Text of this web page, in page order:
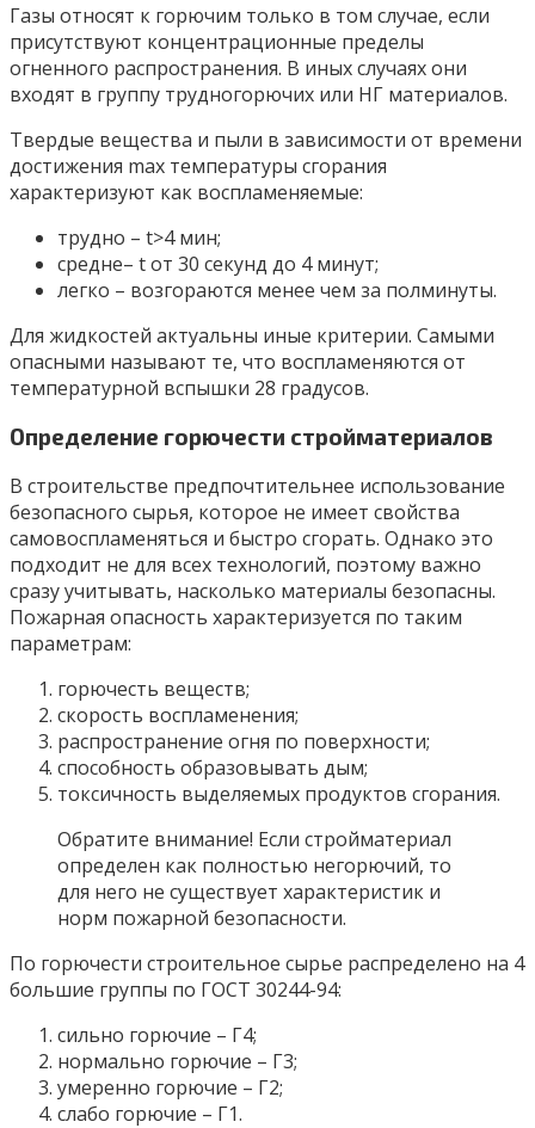
Газы относят к горючим только в том случае, если
присутствуют концентрационные пределы
огненного распространения. В иных случаях они
входят в группу трудногорючих или НГ материалов.
Твердые вещества и пыли в зависимости от времени
достижения max температуры сгорания
характеризуют как воспламеняемые:
трудно – t>4 мин;
средне– t от 30 секунд до 4 минут;
легко – возгораются менее чем за полминуты.
Для жидкостей актуальны иные критерии. Самыми
опасными называют те, что воспламеняются от
температурной вспышки 28 градусов.
Определение горючести стройматериалов
В строительстве предпочтительнее использование
безопасного сырья, которое не имеет свойства
самовоспламеняться и быстро сгорать. Однако это
подходит не для всех технологий, поэтому важно
сразу учитывать, насколько материалы безопасны.
Пожарная опасность характеризуется по таким
параметрам:
горючесть веществ;
скорость воспламенения;
распространение огня по поверхности;
способность образовывать дым;
токсичность выделяемых продуктов сгорания.
Обратите внимание! Если стройматериал
определен как полностью негорючий, то
для него не существует характеристик и
норм пожарной безопасности.
По горючести строительное сырье распределено на 4
большие группы по ГОСТ 30244-94:
сильно горючие – Г4;
нормально горючие – Г3;
умеренно горючие – Г2;
слабо горючие – Г1.